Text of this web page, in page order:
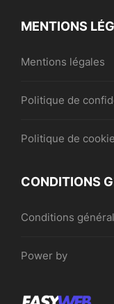
MENTIONS
Mentions légales
Politique de
Politique de
CONDITIONS
Conditions
Power by